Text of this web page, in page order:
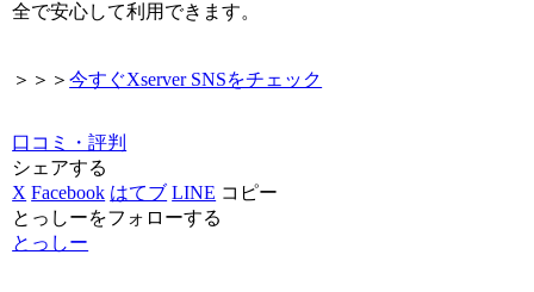
全で安心して利用できます。
＞＞＞今すぐXserver SNSをチェック
口コミ・評判
シェアする
X Facebook はてブ LINE コピー
とっしーをフォローする
とっしー